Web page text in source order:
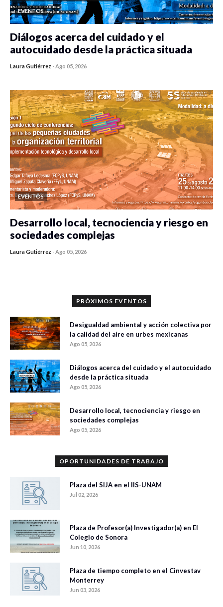
EVENTOS
Diálogos acerca del cuidado y el
autocuidado desde la práctica situada
Laura Gutiérrez -Ago 05, 2026
EVENTOS
Desarrollo local, tecnociencia y riesgo en
sociedades complejas
Laura Gutiérrez -Ago 05, 2026
PRÓXIMOS EVENTOS
Desigualdad ambiental y acción colectiva por
la calidad del aire en urbes mexicanas
Ago 05, 2026
Diálogos acerca del cuidado y el autocuidado
desde la práctica situada
Ago 05, 2026
Desarrollo local, tecnociencia y riesgo en
sociedades complejas
Ago 05, 2026
OPORTUNIDADES DE TRABAJO
Plaza del SIJA en el IIS-UNAM
Jul 02, 2026
Plaza de Profesor(a) Investigador(a) en El
Colegio de Sonora
Jun 10, 2026
Plaza de tiempo completo en el Cinvestav
Monterrey
Jun 03, 2026